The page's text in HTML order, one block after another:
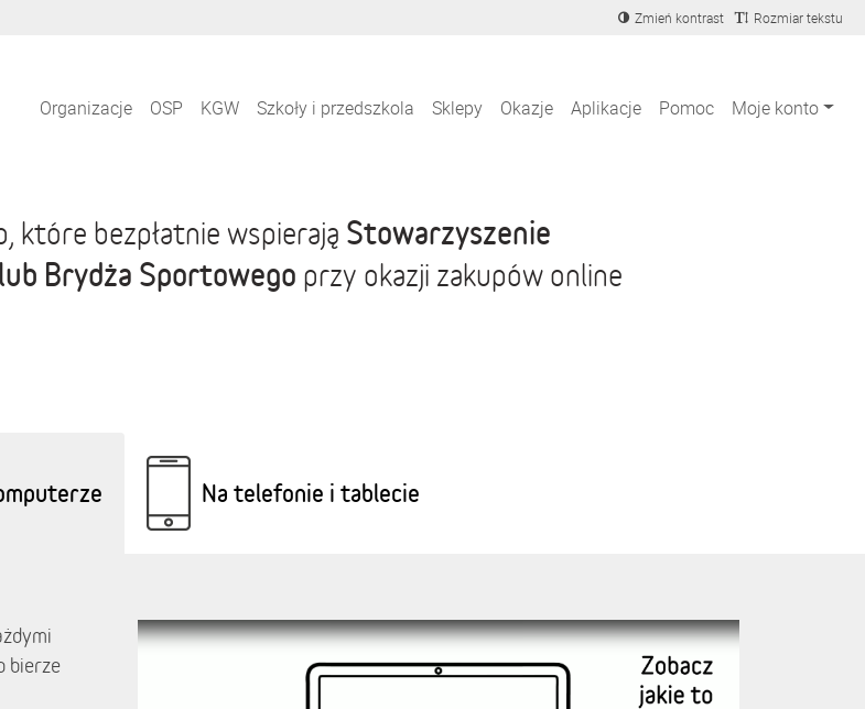
Zmień kontrast Rozmiar tekstu
Organizacje OSP KGW Szkoły i przedszkola Sklepy Okazje Aplikacje Pomoc Moje konto
które bezpłatnie wspierają Stowarzyszenie
Brydża Sportowego przy okazji zakupów online
Na telefonie i tablecie
bierze